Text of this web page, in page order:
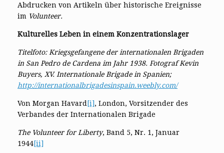
Abdrucken von Artikeln über historische Ereignisse
im Volunteer.
Kulturelles Leben in einem Konzentrationslager
Titelfoto: Kriegsgefangene der internationalen Brigaden
in San Pedro de Cardena im Jahr 1938. Fotograf Kevin
Buyers, XV. Internationale Brigade in Spanien;
http://internationalbrigadesinspain.weebly.com/
Von Morgan Havard [i], London, Vorsitzender des
Verbandes der Internationalen Brigade
The Volunteer for Liberty, Band 5, Nr. 1, Januar
1944[ii]